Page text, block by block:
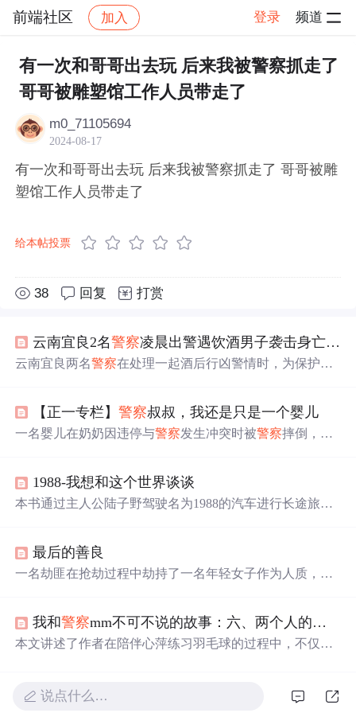
前端社区 加入 登录 频道
社区 前端社区 感慨 帖子详情
有一次和哥哥出去玩 后来我被警察抓走了
哥哥被雕塑馆工作人员带走了
m0_71105694
2024-08-17
有一次和哥哥出去玩 后来我被警察抓走了 哥哥被雕
塑馆工作人员带走了
给本帖投票
38 回复 打赏
云南宜良2名警察凌晨出警遇饮酒男子袭击身亡-宜良-民警-出警
云南宜良两名警察在处理一起酒后行凶警情时，为保护群
分别为37岁和26岁。
【正一专栏】警察叔叔，我还是只是一个婴儿
一名婴儿在奶奶因违停与警察发生冲突时被警察摔倒，事
1988-我想和这个世界谈谈
本书通过主人公陆子野驾驶名为1988的汽车进行长途旅行
的命运与故事。最终，这段旅程不仅是一场地理上的迁
徙，更是一次心灵的探索。
最后的善良
一名劫匪在抢劫过程中劫持了一名年轻女子作为人质，并
我和警察mm不可不说的故事：六、两个人的球
本文讲述了作者在陪伴心萍练习羽毛球的过程中，不仅帮
说点什么…